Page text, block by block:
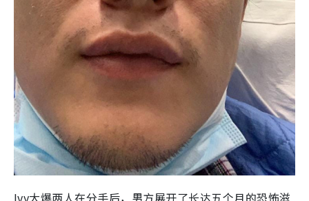
Ivy大爆两人在分手后，男方展开了长达五个月的恐怖滋